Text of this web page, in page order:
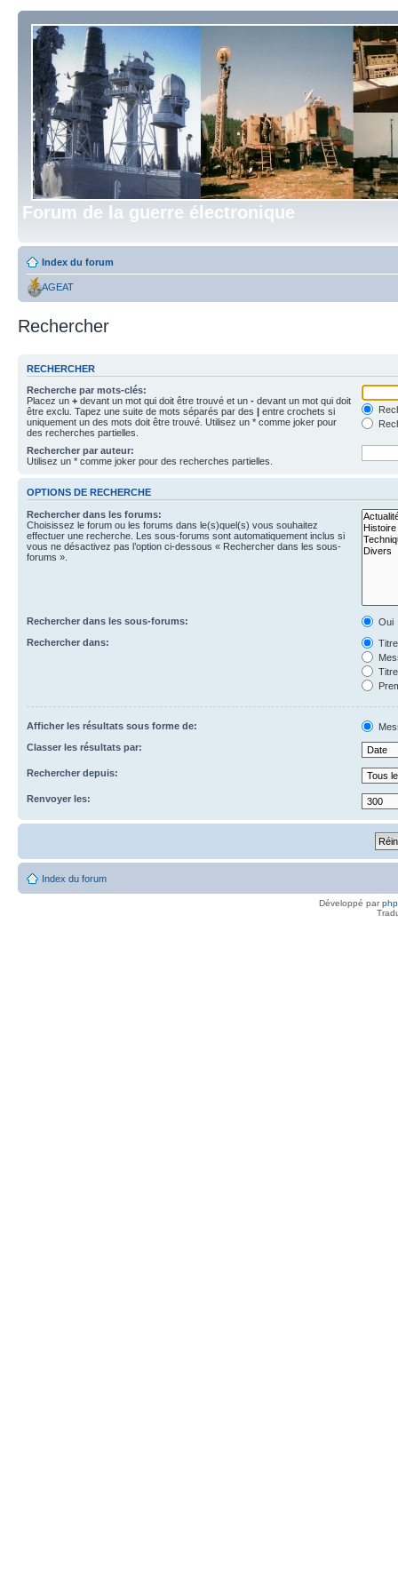
Forum de la guerre électronique
Index du forum
AGEAT
Rechercher
RECHERCHER
Recherche par mots-clés:
Placez un + devant un mot qui doit être trouvé et un - devant un mot qui doit
être exclu. Tapez une suite de mots séparés par des | entre crochets si
uniquement un des mots doit être trouvé. Utilisez un * comme joker pour
des recherches partielles.
Rechercher par auteur:
Utilisez un * comme joker pour des recherches partielles.
OPTIONS DE RECHERCHE
Rechercher dans les forums:
Choisissez le forum ou les forums dans le(s)quel(s) vous souhaitez
effectuer une recherche. Les sous-forums sont automatiquement inclus si
vous ne désactivez pas l’option ci-dessous « Rechercher dans les sous-
forums ».
Rechercher dans les sous-forums:
Oui
Rechercher dans:
Afficher les résultats sous forme de:
Classer les résultats par:
Rechercher depuis:
Renvoyer les:
Index du forum
Développé par